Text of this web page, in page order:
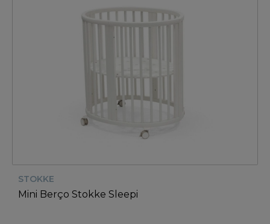
STOKKE
Mini Berço Stokke Sleepi